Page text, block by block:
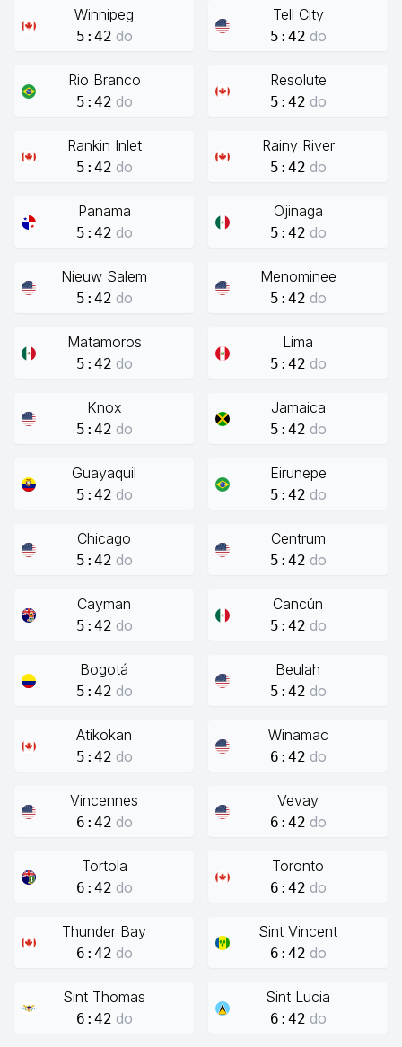
Winnipeg
5:42 do
Tell City
5:42 do
Rio Branco
5:42 do
Resolute
5:42 do
Rankin Inlet
5:42 do
Rainy River
5:42 do
Panama
5:42 do
Ojinaga
5:42 do
Nieuw Salem
5:42 do
Menominee
5:42 do
Matamoros
5:42 do
Lima
5:42 do
Knox
5:42 do
Jamaica
5:42 do
Guayaquil
5:42 do
Eirunepe
5:42 do
Chicago
5:42 do
Centrum
5:42 do
Cayman
5:42 do
Cancún
5:42 do
Bogotá
5:42 do
Beulah
5:42 do
Atikokan
5:42 do
Winamac
6:42 do
Vincennes
6:42 do
Vevay
6:42 do
Tortola
6:42 do
Toronto
6:42 do
Thunder Bay
6:42 do
Sint Vincent
6:42 do
Sint Thomas
6:42 do
Sint Lucia
6:42 do